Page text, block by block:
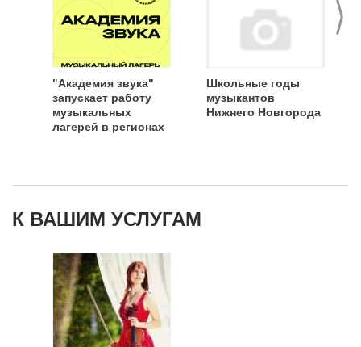
>
"Академия звука"
запускает работу
музыкальных
лагерей в регионах
Школьные годы
музыкантов
Нижнего Новгорода
К ВАШИМ УСЛУГАМ